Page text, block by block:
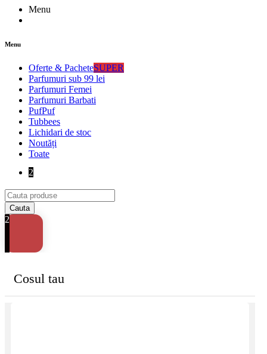
Menu
Menu
Oferte & PacheteSUPER
Parfumuri sub 99 lei
Parfumuri Femei
Parfumuri Barbati
PufPuf
Tubbees
Lichidari de stoc
Noutăți
Toate
2
2
Cosul tau